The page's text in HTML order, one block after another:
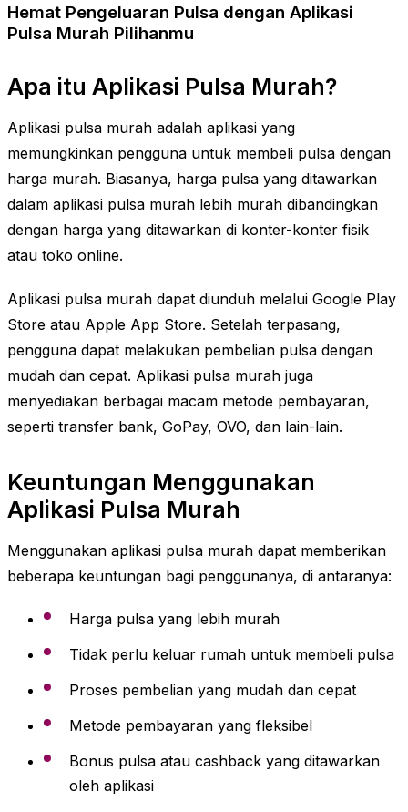
Hemat Pengeluaran Pulsa dengan Aplikasi
Pulsa Murah Pilihanmu
Apa itu Aplikasi Pulsa Murah?
Aplikasi pulsa murah adalah aplikasi yang
memungkinkan pengguna untuk membeli pulsa dengan
harga murah. Biasanya, harga pulsa yang ditawarkan
dalam aplikasi pulsa murah lebih murah dibandingkan
dengan harga yang ditawarkan di konter-konter fisik
atau toko online.
Aplikasi pulsa murah dapat diunduh melalui Google Play
Store atau Apple App Store. Setelah terpasang,
pengguna dapat melakukan pembelian pulsa dengan
mudah dan cepat. Aplikasi pulsa murah juga
menyediakan berbagai macam metode pembayaran,
seperti transfer bank, GoPay, OVO, dan lain-lain.
Keuntungan Menggunakan
Aplikasi Pulsa Murah
Menggunakan aplikasi pulsa murah dapat memberikan
beberapa keuntungan bagi penggunanya, di antaranya:
Harga pulsa yang lebih murah
Tidak perlu keluar rumah untuk membeli pulsa
Proses pembelian yang mudah dan cepat
Metode pembayaran yang fleksibel
Bonus pulsa atau cashback yang ditawarkan
oleh aplikasi